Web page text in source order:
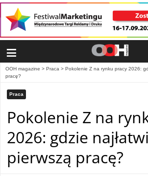
≡
OOH magazine > Praca > Pokolenie Z na rynku pracy 2026:
pracę?
Praca
Pokolenie Z na
2026: gdzie
pierwszą pracę?